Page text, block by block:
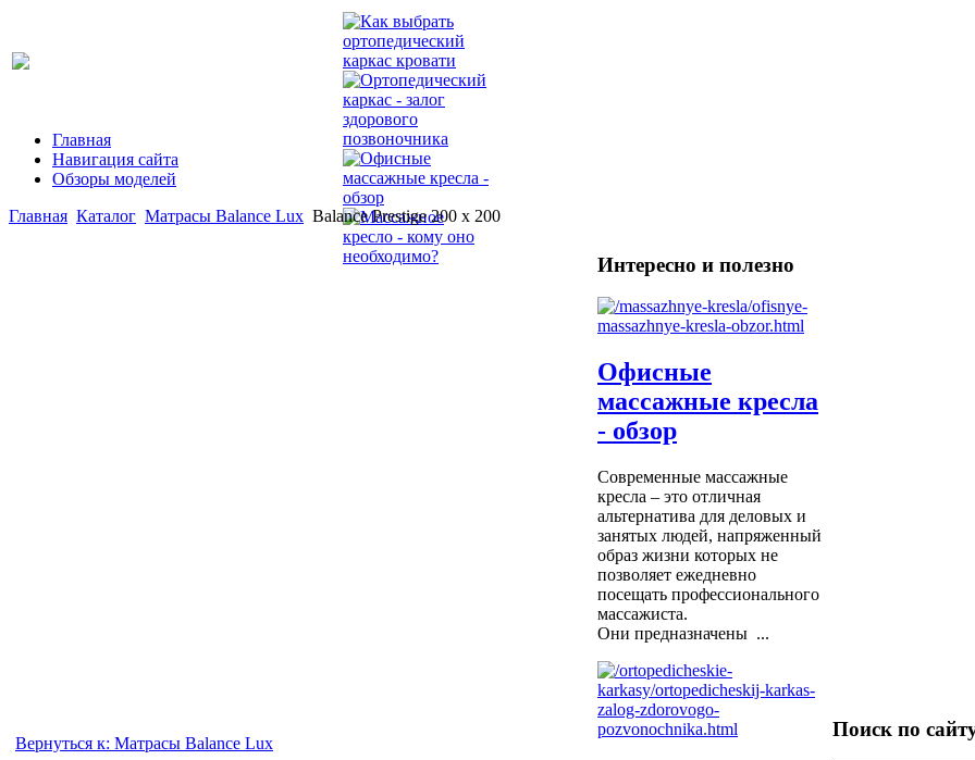
Главная
Навигация сайта
Обзоры моделей
Главная Каталог Матрасы Balance Lux Balance Prestige 200 x 200
Вернуться к: Матрасы Balance Lux
Интересно и полезно
Офисные
массажные кресла
- обзор
Современные массажные
кресла – это отличная
альтернатива для деловых и
занятых людей, напряженный
образ жизни которых не
позволяет ежедневно
посещать профессионального
массажиста.
Они предназначены ...
Поиск по